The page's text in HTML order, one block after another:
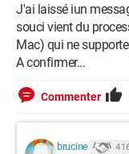
J'ai laissé iun
souci vient du
Mac) qui ne
A confirmer...
Commenter
brucine 4